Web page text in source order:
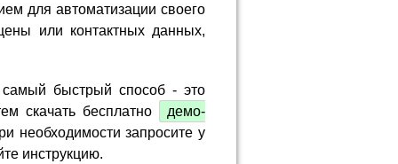
для автоматизации своего
или контактных данных,
быстрый способ - это
скачать бесплатно
демо-
необходимости запросите у
инструкцию.